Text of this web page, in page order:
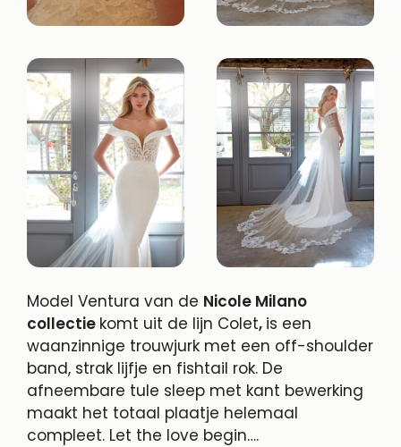
Model Ventura van de Nicole Milano
collectie komt uit de lijn Colet, is een
waanzinnige trouwjurk met een off-shoulder
band, strak lijfje en fishtail rok. De
afneembare tule sleep met kant bewerking
maakt het totaal plaatje helemaal
compleet. Let the love begin….